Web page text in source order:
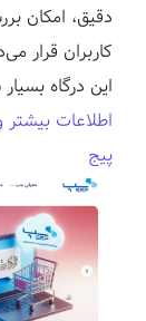
دقیق، امکان
کاربران قرار
این درگاه
اطلاعات
پیج